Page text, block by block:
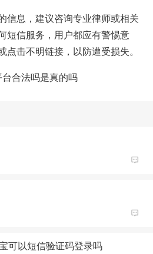
信息，建议咨询专业律师或相关
短信服务，用户都应有警惕意
点击不明链接，以防遭受损失。
可以短信验证码登录吗